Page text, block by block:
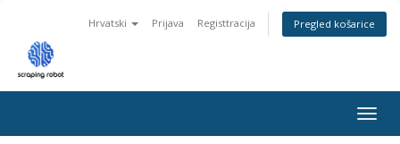
Hrvatski Prijava Registtracija Pregled košarice